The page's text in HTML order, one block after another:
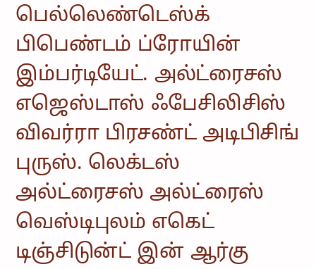
பெல்லெண்டெஸ்க்
பிபெண்டம் ப்ரோயின்
இம்பர்டியேட். அல்ட்ரைசஸ்
எஜெஸ்டாஸ் ஃபேசிலிசிஸ்
விவர்ரா பிரசண்ட் அடிபிசிங்
புருஸ். லெக்டஸ்
அல்ட்ரைசஸ் அல்ட்ரைஸ்
வெஸ்டிபுலம் எகெட்
டிஞ்சிடுன்ட் இன் ஆர்கு